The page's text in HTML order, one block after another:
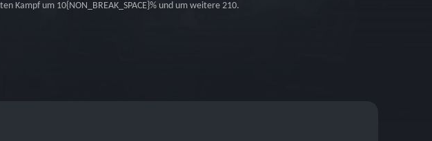
Kampf um 10{NON_BREAK_SPACE}% und um weitere 210.